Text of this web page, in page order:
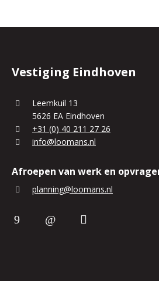
Vestiging Eindhoven
Leemkuil 13
5626 EA Eindhoven
+31 (0) 40 211 27 26
info@loomans.nl
Afroepen van werk en
planning@loomans.nl